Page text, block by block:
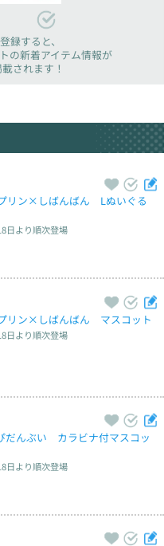
録すると、
の新着アイテム情報が
されます！
リン×しばんばん　Lぬいぐる
日より順次登場
リン×しばんばん　マスコット
日より順次登場
んぶい　カラビナ付マスコッ
日より順次登場